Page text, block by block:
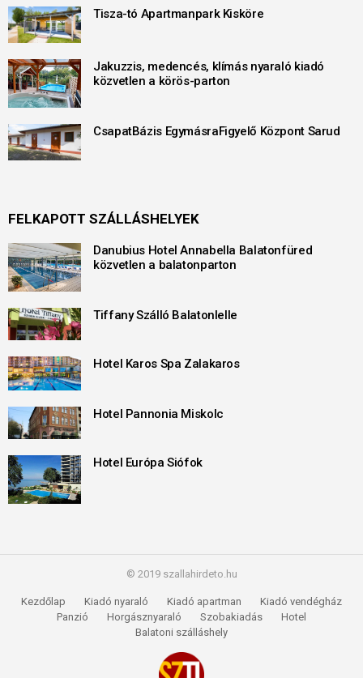
Tisza-tó Apartmanpark Kisköre
Jakuzzis, medencés, klímás nyaraló kiadó
közvetlen a körös-parton
CsapatBázis EgymásraFigyelő Központ Sarud
FELKAPOTT SZÁLLÁSHELYEK
Danubius Hotel Annabella Balatonfüred
közvetlen a balatonparton
Tiffany Szálló Balatonlelle
Hotel Karos Spa Zalakaros
Hotel Pannonia Miskolc
Hotel Európa Siófok
© 2019 szallahirdeto.hu
Kezdőlap Kiadó nyaraló Kiadó apartman
Kiadó vendégház
Panzió
Horgásznyaraló Szobakiadás
Hotel
Balatoni szálláshely